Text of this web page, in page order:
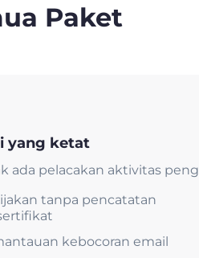
Paket
yang ketat
ada pelacakan aktivitas
tanpa pencatatan
kebocoran email